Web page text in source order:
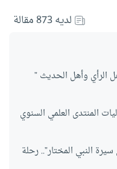
لديه 873 مقالة
الرأي وأهل الحديث ”
المنتدى العلمي السنوي
النبي المختار”.. رحلة